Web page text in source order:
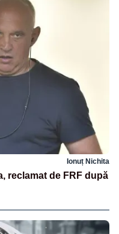
Ionuț Nichita
reclamat de FRF după